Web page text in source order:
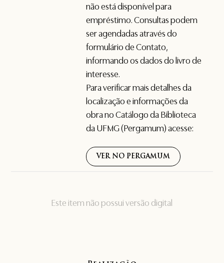
Este item não possui versão digital
não está disponível para
empréstimo. Consultas podem
ser agendadas através do
formulário deContato,
informando os dados do livro de
interesse.
Para verificar mais detalhes da
localização e informações da
obra no Catálogo da Biblioteca
da UFMG (Pergamum) acesse:
VER NO PERGAMUM